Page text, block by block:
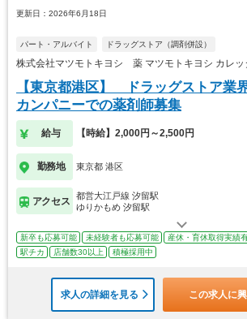
更新日：2026年6月18日
パート・アルバイト ドラッグストア（調剤併設）
株式会社マツモトキヨシ 薬 マツモトキヨシ カレッ
【東京都港区】 ドラッグストア業
カンパニーでの薬剤師募集
給与 【時給】2,000円～2,500円
勤務地 東京都 港区
アクセス
都営大江戸線 汐留駅
ゆりかもめ 汐留駅
新卒も応募可能 未経験者も応募可能 産休・育休取得実績
駅チカ
店舗数30以上 積極採用中
求人の詳細を見る この求人に